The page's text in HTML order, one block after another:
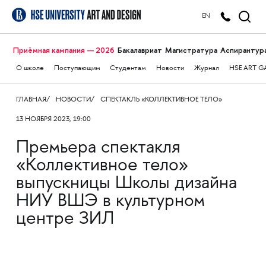
EN
Приёмная кампания — 2026 Бакалавриат Магистратура
О школе Поступающим Студентам Новости Журнал HSE ART
ГЛАВНАЯ НОВОСТИ СПЕКТАКЛЬ «КОЛЛЕКТИВНОЕ ТЕЛО»
13 НОЯБРЯ 2023, 19:00
Премьера спектакля
«Коллективное тело»
выпускницы Школы дизайна
НИУ ВШЭ в культурном
центре ЗИЛ